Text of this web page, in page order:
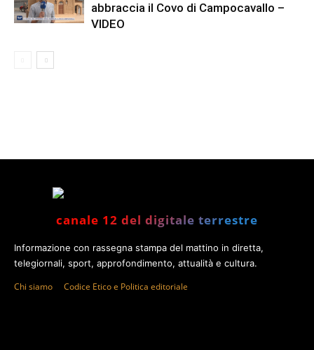
abbraccia il Covo di Campocavallo –
VIDEO
canale 12 del digitale terrestre
Informazione con rassegna stampa del mattino in diretta,
telegiornali, sport, approfondimento, attualità e cultura.
Chi siamo Codice Etico e Politica editoriale